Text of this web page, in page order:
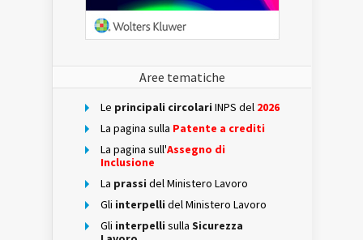
Aree tematiche
Le principali circolari INPS del 2026
La pagina sulla Patente a crediti
La pagina sull'Assegno di
Inclusione
La prassi del Ministero Lavoro
Gli interpelli del Ministero Lavoro
Gli interpelli sulla Sicurezza